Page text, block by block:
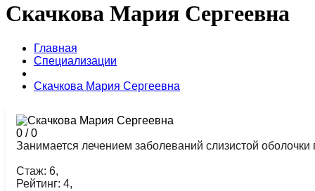
Скачкова Мария Сергеевна
Главная
Специализации
Скачкова Мария Сергеевна
0 /0
Занимается лечением заболеваний слизистой
Стаж: 6,
Рейтинг: 4,